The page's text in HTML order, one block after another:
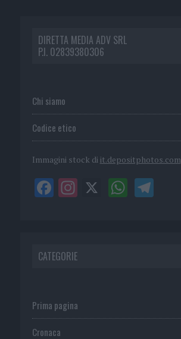
DIRETTA MEDIA ADV SRL
P.I. 02839380306
Chi siamo
Codice etico
Immagini stock di it.depositphotos.com
CATEGORIE
Prima pagina
Cronaca